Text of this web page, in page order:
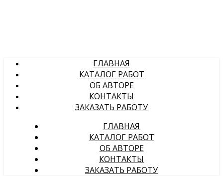
ГЛАВНАЯ
КАТАЛОГ РАБОТ
ОБ АВТОРЕ
КОНТАКТЫ
ЗАКАЗАТЬ РАБОТУ
ГЛАВНАЯ
КАТАЛОГ РАБОТ
ОБ АВТОРЕ
КОНТАКТЫ
ЗАКАЗАТЬ РАБОТУ